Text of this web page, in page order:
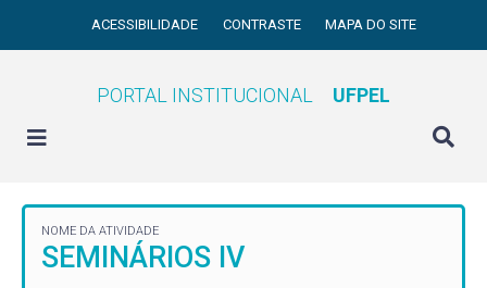
ACESSIBILIDADE CONTRASTE MAPA DO SITE
PORTAL INSTITUCIONAL UFPEL
NOME DA ATIVIDADE
SEMINÁRIOS IV